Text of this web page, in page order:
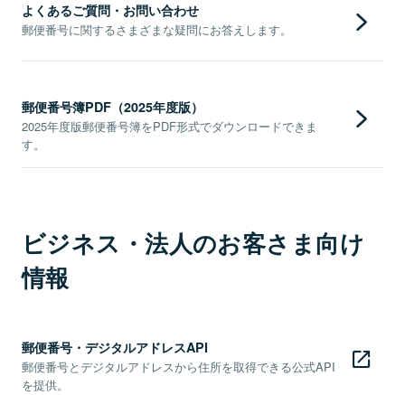
よくあるご質問・お問い合わせ
郵便番号に関するさまざまな疑問にお答えします。
郵便番号簿PDF（2025年度版）
2025年度版郵便番号簿をPDF形式でダウンロードできま
す。
ビジネス・法人のお客さま向け
情報
郵便番号・デジタルアドレスAPI
郵便番号とデジタルアドレスから住所を取得できる公式API
を提供。